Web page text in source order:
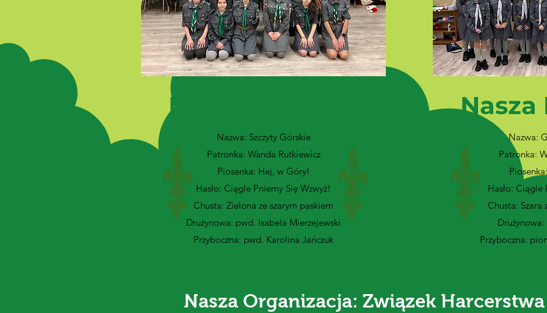
Nasza Drużyna
Nazwa: Szczyty Górskie
Patronka: Wanda Rutkiewicz
Piosenka: Hej, w Góry!
Hasło: Ciągle Pniemy Się Wzwyż!
Chusta: Zielona ze szarym paskiem
Drużynowa: pwd. Isabela Mierzejewski
Przyboczna: pwd. Karolina Jańczuk
Nasza
Nazwa:
Patronka:
Hasło: Ciągle
Chusta: Szara
Przyboczna:
Nasza Organizacja: Związek